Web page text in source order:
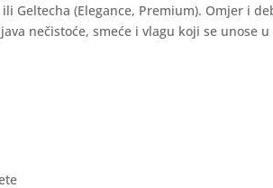
Geltecha (Elegance, Premium). Omjer i
nečistoće, smeće i vlagu koji se unose u